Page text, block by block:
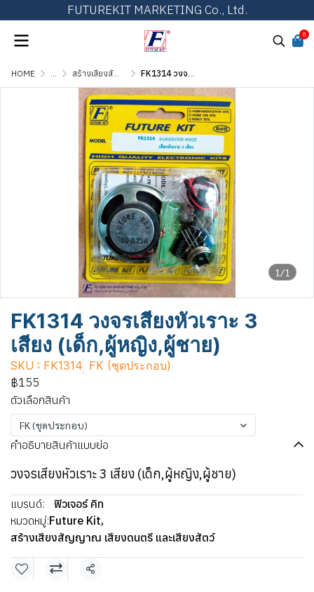
FUTUREKIT MARKETING Co., Ltd.
0
HOME ... สร้างเสียงสัญญาณ เสียงดนตรี และเสียงสัตว์ FK1314 วงจรเสียงหัวเราะ 3 เสียง (เด็ก,ผู้หญิง,ผู้ชาย)
1/1
FK1314 วงจรเสียงหัวเราะ 3
เสียง (เด็ก,ผู้หญิง,ผู้ชาย)
SKU : FK1314 FK (ชุดประกอบ)
฿155
ตัวเลือกสินค้า
FK (ชุดประกอบ)
คำอธิบายสินค้าแบบย่อ
วงจรเสียงหัวเราะ 3 เสียง (เด็ก,ผู้หญิง,ผู้ชาย)
แบรนด์:
ฟิวเจอร์ คิท
หมวดหมู่:Future Kit,
สร้างเสียงสัญญาณ เสียงดนตรี และเสียงสัตว์
แชร์